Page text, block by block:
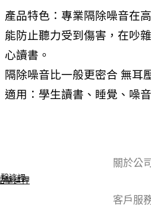
產品特色：專業隔除噪音在
能防止聽力受到傷害，在吵
心讀書。
隔除噪音比一般更密合 無耳
適用：學生讀書、睡覺、噪
關於公司
這裡
擊這裡
客戶服